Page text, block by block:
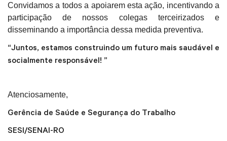
Convidamos a todos a apoiarem esta ação, incentivando a
participação de nossos colegas terceirizados e
disseminando a importância dessa medida preventiva.
“Juntos, estamos construindo um futuro mais saudável e
socialmente responsável! ”
Atenciosamente,
Gerência de Saúde e Segurança do Trabalho
SESI/SENAI-RO